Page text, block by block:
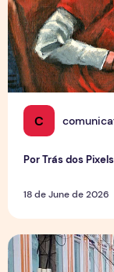
C
Por Trás dos Pixels
18 de June de 2026
Copa aquece